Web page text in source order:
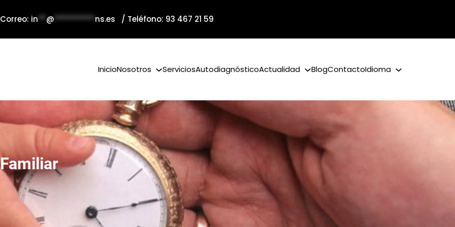
in**@**********ns.es / Teléfono: 93 467 21 59
InicioNosotros ServiciosAutodiagnósticoActualidad BlogContactoIdioma